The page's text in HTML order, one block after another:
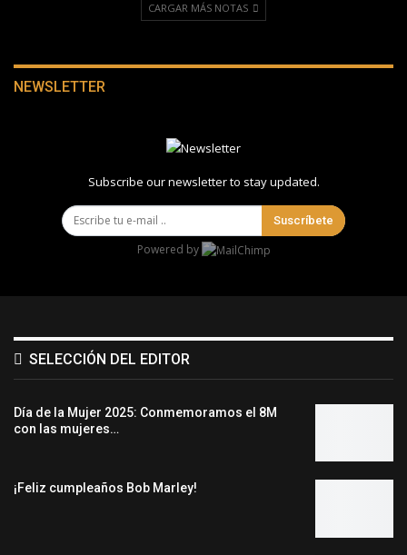
CARGAR MÁS NOTAS
NEWSLETTER
Subscribe our newsletter to stay updated.
Suscríbete
Powered by
SELECCIÓN DEL EDITOR
Día de la Mujer 2025: Conmemoramos el 8M
con las mujeres…
¡Feliz cumpleaños Bob Marley!